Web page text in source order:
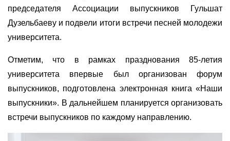
председателя Ассоциации выпускников Гульшат
Дузельбаеву и подвели итоги встречи песней молодежи
университета.
Отметим, что в рамках празднования 85-летия
университета впервые был организован форум
выпускников, подготовлена электронная книга «Наши
выпускники». В дальнейшем планируется организовать
встречи выпускников по каждому направлению.